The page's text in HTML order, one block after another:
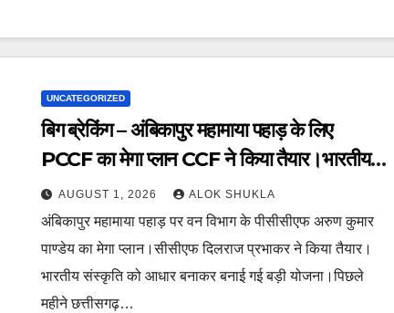
UNCATEGORIZED
बिग ब्रेकिंग – अंबिकापुर महामाया पहाड़ के लिए
PCCF का मेगा प्लान CCF ने किया तैयार।भारतीय
संस्कृति की झलक वाला नक्षत्र पार्क समेत योग
पार्क,बच्चों का पार्क समेत बहुत कुछ होंगे आकर्षण का
केंद्र।
AUGUST 1, 2026 ALOK SHUKLA
अंबिकापुर महामाया पहाड़ पर वन विभाग के पीसीसीएफ अरुण कुमार
पाण्डेय का मेगा प्लान।सीसीएफ दिलराज प्रभाकर ने किया तैयार।
भारतीय संस्कृति को आधार बनाकर बनाई गई बड़ी योजना।पिछले
महीने छत्तीसगढ़…